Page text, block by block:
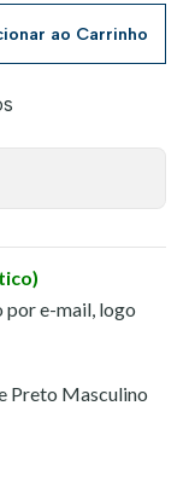
ao Carrinho
por e-mail, logo
Preto Masculino